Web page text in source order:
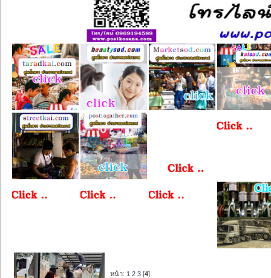
หน้า: 1 2 3 [4]